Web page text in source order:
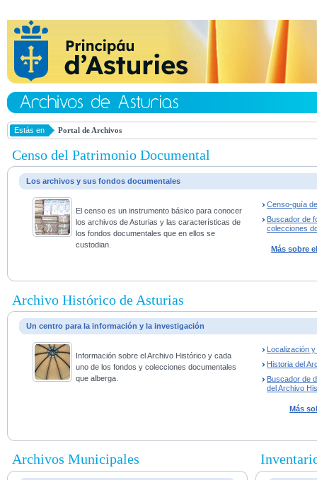
Estás en Portal de Archivos
Censo del Patrimonio Documental
Los archivos y sus fondos documentales
El censo es un instrumento básico para conocer
los archivos de Asturias y las características de
los fondos documentales que en ellos se
custodian.
Censo-guía
Buscador de
colecciones
Más sobre
Archivo Histórico de Asturias
Un centro para la información y la investigación
Información sobre el Archivo Histórico y cada
uno de los fondos y colecciones documentales
que alberga.
Localización
Historia del
Buscador de
del Archivo
Más
Archivos Municipales